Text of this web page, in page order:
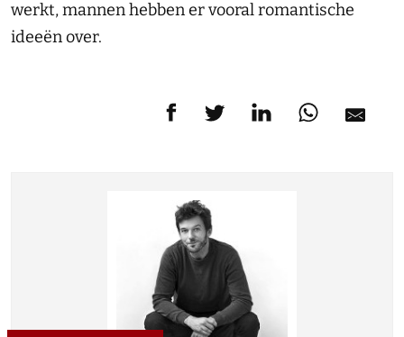
werkt, mannen hebben er vooral romantische
ideeën over.